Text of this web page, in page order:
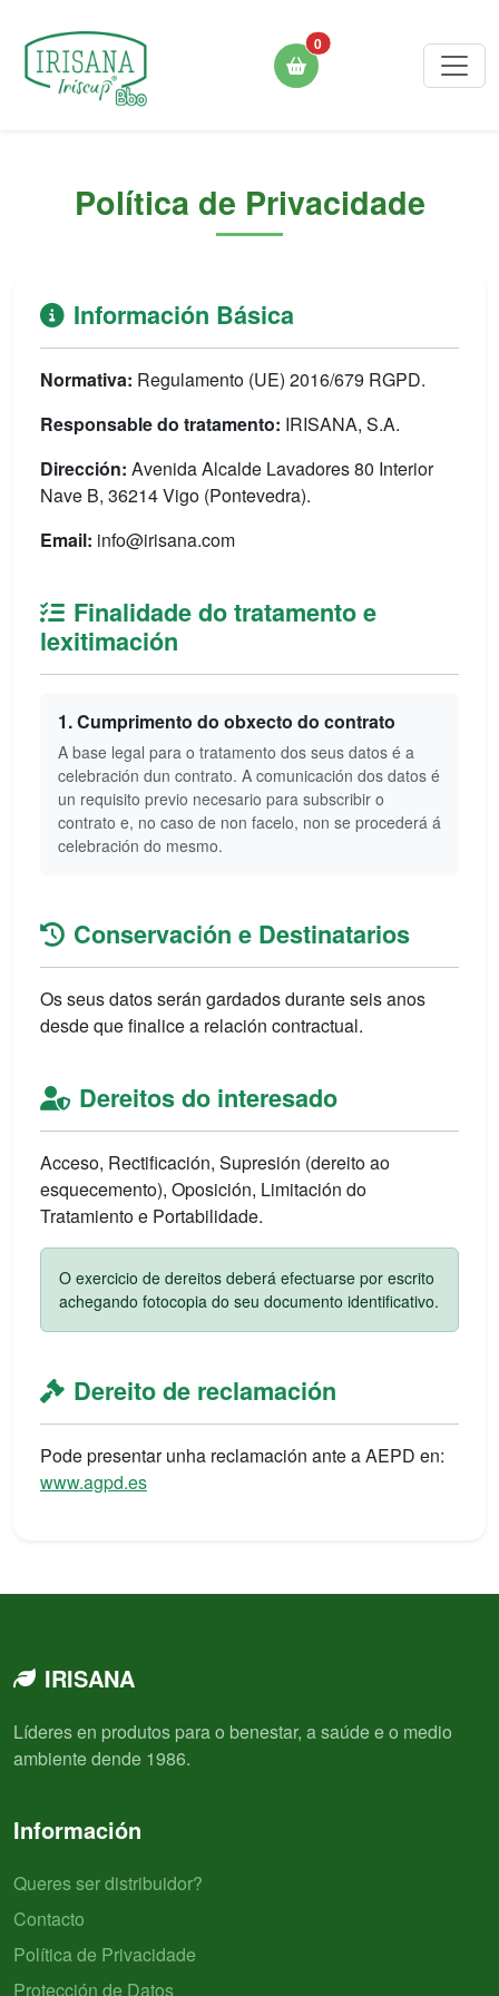
0
Política de Privacidade
Información Básica
Normativa: Regulamento (UE) 2016/679 RGPD.
Responsable do tratamento: IRISANA, S.A.
Dirección: Avenida Alcalde Lavadores 80 Interior
Nave B, 36214 Vigo (Pontevedra).
Email: info@irisana.com
Finalidade do tratamento e
lexitimación
1. Cumprimento do obxecto do contrato
A base legal para o tratamento dos seus datos é a
celebración dun contrato. A comunicación dos datos é
un requisito previo necesario para subscribir o
contrato e, no caso de non facelo, non se procederá á
celebración do mesmo.
Conservación e Destinatarios
Os seus datos serán gardados durante seis anos
desde que finalice a relación contractual.
Dereitos do interesado
Acceso, Rectificación, Supresión (dereito ao
esquecemento), Oposición, Limitación do
Tratamiento e Portabilidade.
O exercicio de dereitos deberá efectuarse por escrito
achegando fotocopia do seu documento identificativo.
Dereito de reclamación
Pode presentar unha reclamación ante a AEPD en:
www.agpd.es
IRISANA
Líderes en produtos para o benestar, a saúde e o medio
ambiente dende 1986.
Información
Queres ser distribuidor?
Contacto
Política de Privacidade
Protección de Datos